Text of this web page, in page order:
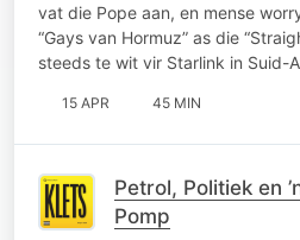
vat die Pope aan, en mense
“Gays van Hormuz” as die
steeds te wit vir Starlink in Suid-
15 APR 45 MIN
Petrol, Politiek en
Pomp